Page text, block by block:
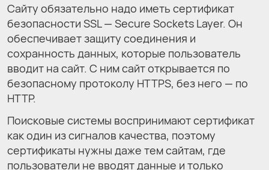
Сайту обязательно надо иметь сертификат
безопасности SSL — Secure Sockets Layer. Он
обеспечивает защиту соединения и
сохранность данных, которые пользователь
вводит на сайт. С ним сайт открывается по
безопасному протоколу HTTPS, без него — по
HTTP.
Поисковые системы воспринимают сертификат
как один из сигналов качества, поэтому
сертификаты нужны даже тем сайтам, где
пользователи не вводят данные и только